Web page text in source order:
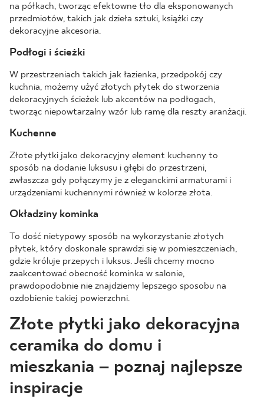
na półkach, tworząc efektowne tło dla eksponowanych
przedmiotów, takich jak dzieła sztuki, książki czy
dekoracyjne akcesoria.
Podłogi i ścieżki
W przestrzeniach takich jak łazienka, przedpokój czy
kuchnia, możemy użyć złotych płytek do stworzenia
dekoracyjnych ścieżek lub akcentów na podłogach,
tworząc niepowtarzalny wzór lub ramę dla reszty aranżacji.
Kuchenne
Złote płytki jako dekoracyjny element kuchenny to
sposób na dodanie luksusu i głębi do przestrzeni,
zwłaszcza gdy połączymy je z eleganckimi armaturami i
urządzeniami kuchennymi również w kolorze złota.
Okładziny kominka
To dość nietypowy sposób na wykorzystanie złotych
płytek, który doskonale sprawdzi się w pomieszczeniach,
gdzie króluje przepych i luksus. Jeśli chcemy mocno
zaakcentować obecność kominka w salonie,
prawdopodobnie nie znajdziemy lepszego sposobu na
ozdobienie takiej powierzchni.
Złote płytki jako dekoracyjna
ceramika do domu i
mieszkania – poznaj najlepsze
inspiracje